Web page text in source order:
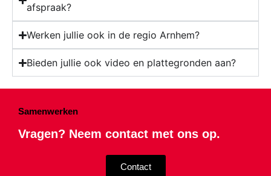
afspraak?
Werken jullie ook in de regio Arnhem?
Bieden jullie ook video en plattegronden aan?
Samenwerken
Vragen? Neem contact met ons op.
Contact